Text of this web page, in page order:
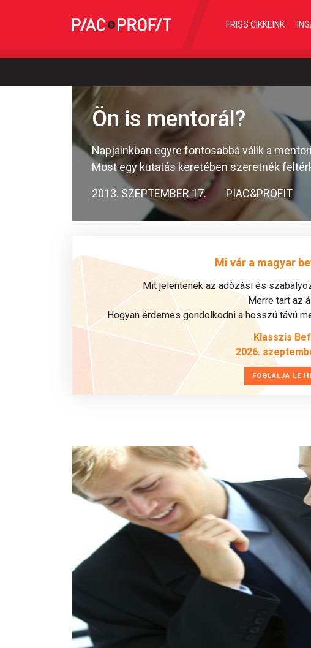
FRISS CIKKEINK
Ön is mentorál?
Napjainkban egyre fontosabbá válik a
Most egy kutatás keretében szeretnék
2013. SZEPTEMBER 17. PIAC&PROFIT
Mi vár a magyar
Mit jelentenek az adózási és
Merre tart az
Hogyan érdemes gondolkodni a hosszú távú
Klasszis
2026.
FOGLALJA LE